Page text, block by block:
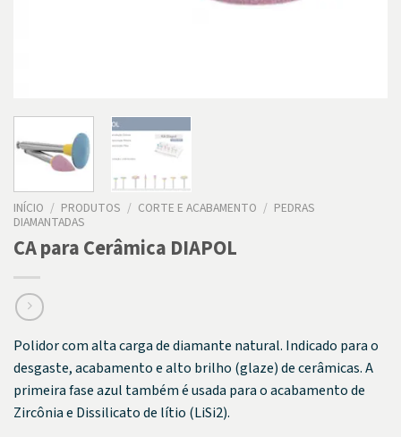
INÍCIO / PRODUTOS / CORTE E ACABAMENTO / PEDRAS
DIAMANTADAS
CA para Cerâmica DIAPOL
Polidor com alta carga de diamante natural. Indicado para o
desgaste, acabamento e alto brilho (glaze) de cerâmicas. A
primeira fase azul também é usada para o acabamento de
Zircônia e Dissilicato de lítio (LiSi2).